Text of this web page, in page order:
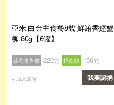
亞米 白金主食餐8號 鮮鮪香鰹蟹
柳 80g【6罐】
參考市售價 220元 捐款額 156元
+ 加入清單 我要認捐